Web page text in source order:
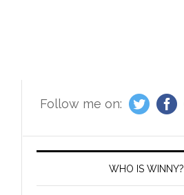
Follow me on:
WHO IS WINNY?